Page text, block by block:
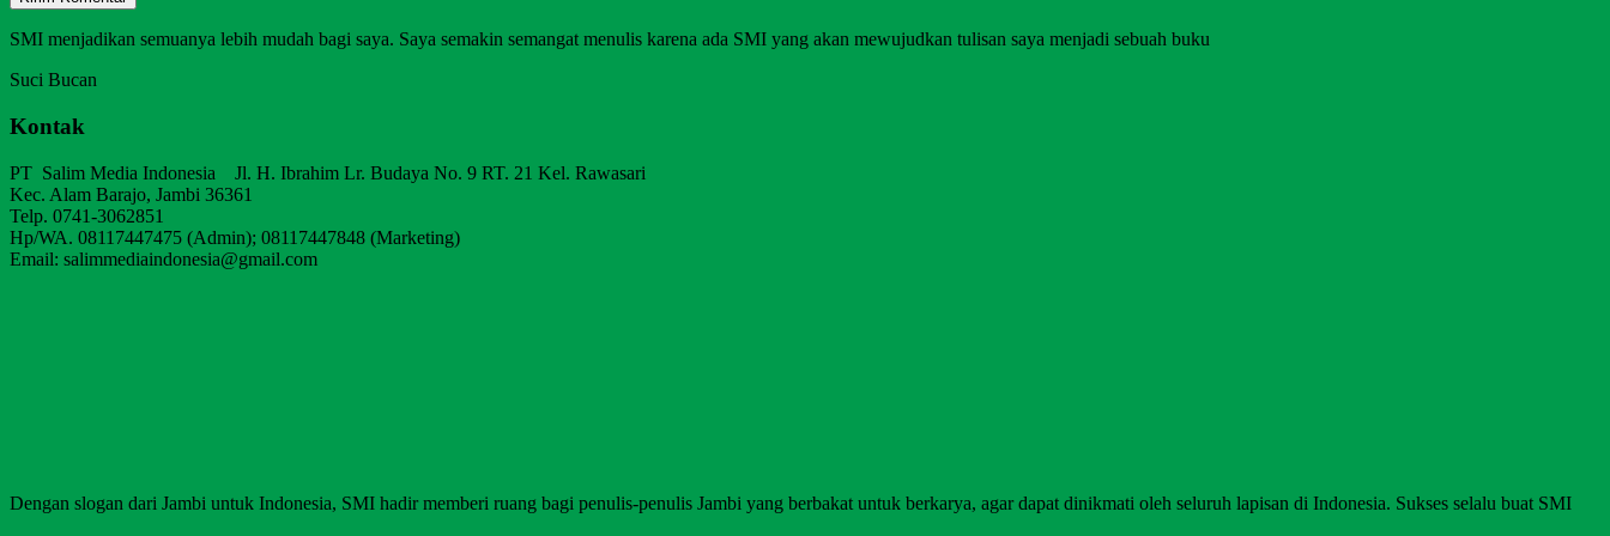
SMI menjadikan semuanya lebih mudah bagi saya. Saya semakin semangat menulis karena ada SMI yang akan mewujudkan tulisan saya menjadi sebuah buku
Suci Bucan
Kontak
PT Salim Media Indonesia Jl. H. Ibrahim Lr. Budaya No. 9 RT. 21 Kel. Rawasari
Kec. Alam Barajo, Jambi 36361
Telp. 0741-3062851
Hp/WA. 08117447475 (Admin); 08117447848 (Marketing)
Email: salimmediaindonesia@gmail.com
Dengan slogan dari Jambi untuk Indonesia, SMI hadir memberi ruang bagi penulis-penulis Jambi yang berbakat untuk berkarya, agar dapat dinikmati oleh seluruh lapisan di Indonesia. Sukses selalu buat SMI